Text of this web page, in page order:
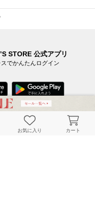
STORE 公式アプリ
でかんたんログイン
お気に入り カート